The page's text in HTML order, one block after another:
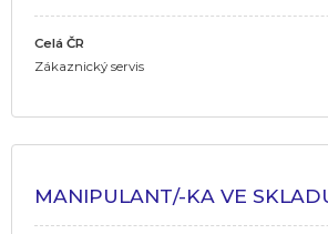
Celá ČR
Zákaznický servis
MANIPULANT/-KA VE